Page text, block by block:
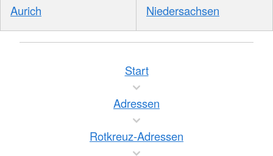
Aurich Niedersachsen
Start
Adressen
Rotkreuz-Adressen